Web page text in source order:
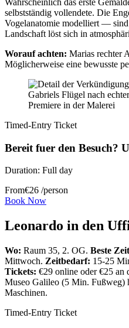
Wahrscheinlich das erste
selbstständig vollendete. Die
Vogelanatomie modelliert —
Landschaft löst sich in
Worauf achten: Marias rechter
Möglicherweise eine bewusste
Gabriels Flügel nach
Premiere in der Malerei
Timed-Entry Ticket
Bereit fuer den Besuch?
Duration: Full day
From€26 /person
Book Now
Leonardo in den
Wo: Raum 35, 2. OG. Beste
Mittwoch. Zeitbedarf: 15-25
Tickets: €29 online oder €25 an
Museo Galileo (5 Min. Fußweg)
Maschinen.
Timed-Entry Ticket